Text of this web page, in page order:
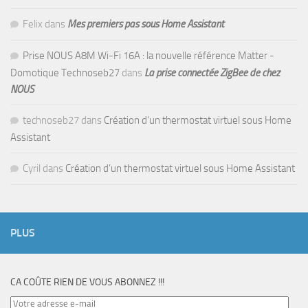
Felix dans Mes premiers pas sous Home Assistant
Prise NOUS A8M Wi-Fi 16A : la nouvelle référence Matter -
Domotique Technoseb27 dans La prise connectée ZigBee de chez
NOUS
technoseb27 dans Création d’un thermostat virtuel sous Home
Assistant
Cyril dans Création d’un thermostat virtuel sous Home Assistant
PLUS
CA COÛTE RIEN DE VOUS ABONNEZ !!!
Votre